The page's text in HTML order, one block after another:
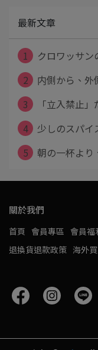
最新文章
1
クロワッサン
2
内側から、外
3
「立入禁止
4
少しのスパイ
5
朝の一杯より
關於我們
首頁 會員專區 會員福
退換貨退款政策 海外